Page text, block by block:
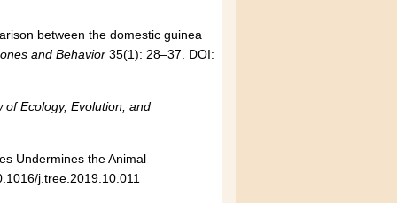
between the domestic guinea
and Behavior 35(1): 28–37. DOI:
of Ecology, Evolution, and
Undermines the Animal
j.tree.2019.10.011